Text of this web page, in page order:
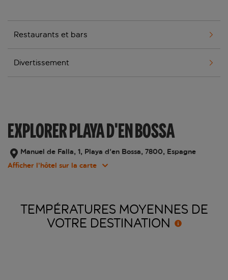
Restaurants et bars
Divertissement
EXPLORER PLAYA D'EN BOSSA
Manuel de Falla, 1, Playa d'en Bossa, 7800, Espagne
Afficher l’hôtel sur la carte
TEMPÉRATURES MOYENNES DE
VOTRE DESTINATION